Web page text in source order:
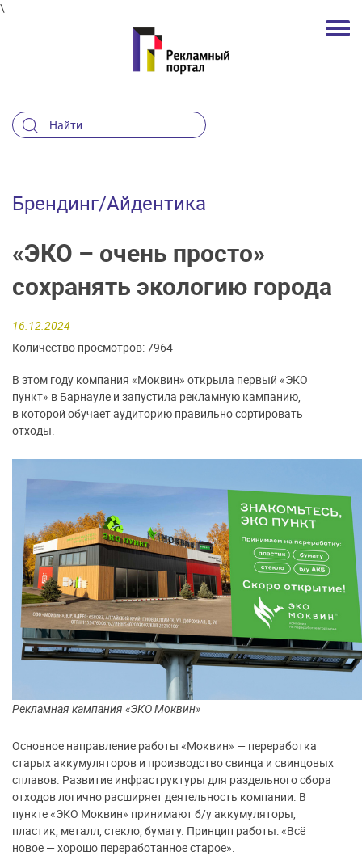
\
Брендинг/Айдентика
«ЭКО – очень просто»
сохранять экологию города
16.12.2024
Количество просмотров: 7964
В этом году компания «Моквин» открыла первый «ЭКО
пункт» в Барнауле и запустила рекламную кампанию,
в которой обучает аудиторию правильно сортировать
отходы.
Рекламная кампания «ЭКО Моквин»
Основное направление работы «Моквин» — переработка
старых аккумуляторов и производство свинца и свинцовых
сплавов. Развитие инфраструктуры для раздельного сбора
отходов логично расширяет деятельность компании. В
пункте «ЭКО Моквин» принимают б/у аккумуляторы,
пластик, металл, стекло, бумагу. Принцип работы: «Всё
новое — хорошо переработанное старое».